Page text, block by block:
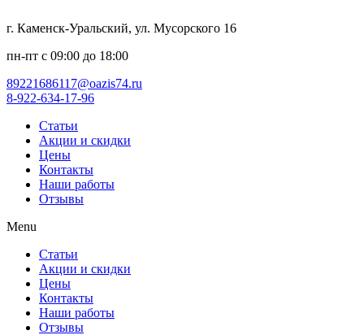
г. Каменск-Уральский, ул. Мусорского 16
пн-пт с 09:00 до 18:00
89221686117@oazis74.ru
8-922-634-17-96
Статьи
Акции и скидки
Цены
Контакты
Наши работы
Отзывы
Menu
Статьи
Акции и скидки
Цены
Контакты
Наши работы
Отзывы